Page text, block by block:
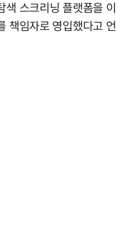
색 스크리닝 플랫폼을 이
책임자로 영입했다고 언